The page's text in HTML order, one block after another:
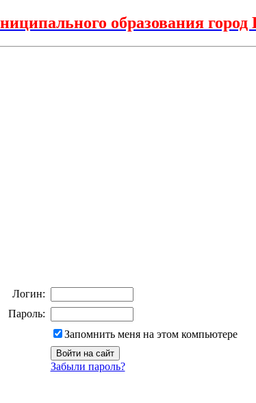
образования
Логин:
Пароль:
Запомнить меня на этом компьютере
Забыли пароль?